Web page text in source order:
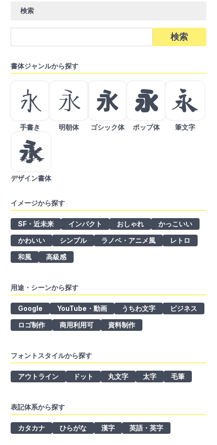
検索
書体ジャンルから探す
手書き 明朝体 ゴシック体 ポップ体 筆文字
デザイン書体
イメージから探す
SF・近未来 インパクト おしゃれ
かっこいい
かわいい
シンプル ラノベ・アニメ風
レトロ
和風
高級感
用途・シーンから探す
Google YouTube・動画 うちわ文字
ビジネス
ロゴ制作
商用利用可 資料制作
フォントスタイルから探す
アウトライン ドット 丸文字 太字 毛筆
表記体系から探す
カタカナ ひらがな 漢字 英語・英字